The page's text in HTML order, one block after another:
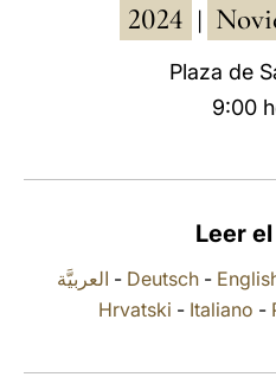
2024
Plaza de
9:00
Leer
العربيَّة - Deutsch-
Hrvatski - Italiano -